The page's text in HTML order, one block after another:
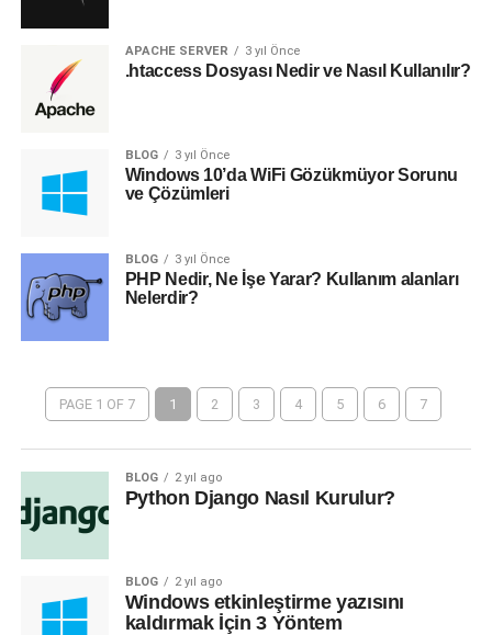
APACHE SERVER 3 yıl Önce
.htaccess Dosyası Nedir ve Nasıl Kullanılır?
BLOG 3 yıl Önce
Windows 10’da WiFi Gözükmüyor Sorunu
ve Çözümleri
BLOG 3 yıl Önce
PHP Nedir, Ne İşe Yarar? Kullanım alanları
Nelerdir?
PAGE 1 OF 7 1 2 3 4 5 6 7
BLOG 2 yıl ago
Python Django Nasıl Kurulur?
BLOG 2 yıl ago
Windows etkinleştirme yazısını
kaldırmak İçin 3 Yöntem